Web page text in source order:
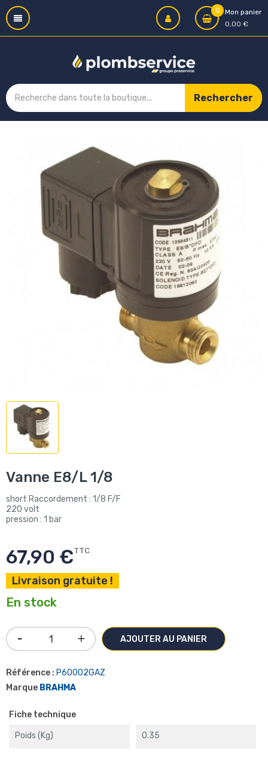
0
Mon panier
0,00 €
Rechercher
Vanne E8/L 1/8
short Raccordement : 1/8 F/F
220 volt
pression : 1 bar
67,90 €TTC
Livraison gratuite !
En stock
AJOUTER AU PANIER
Référence : P60002GAZ
Marque BRAHMA
Fiche technique
Poids (kg) 0.35